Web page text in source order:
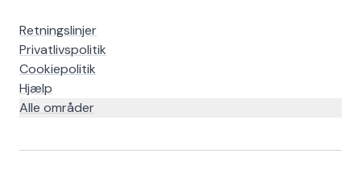
Retningslinjer
Privatlivspolitik
Cookiepolitik
Hjælp
Alle områder